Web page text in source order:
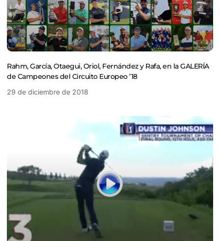
Rahm, García, Otaegui, Oriol, Fernández y Rafa, en la GALERÍA
de Campeones del Circuito Europeo ’18
29 de diciembre de 2018